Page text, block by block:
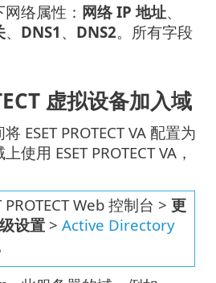
络属性： 网络 IP 地址、
、 DNS1 、 DNS2。所有字段
虚拟设备加入域
ESET PROTECT VA 配置为
使用 ESET PROTECT VA，
PROTECT Web 控制台 > 更
设置 > Active Directory